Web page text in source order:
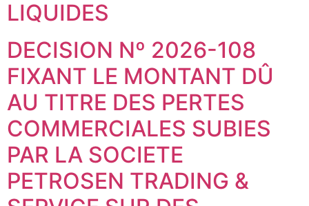
LIQUIDES
DECISION Nº 2026-108
FIXANT LE MONTANT DÛ
AU TITRE DES PERTES
COMMERCIALES SUBIES
PAR LA SOCIETE
PETROSEN TRADING &